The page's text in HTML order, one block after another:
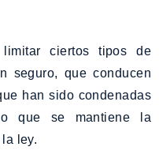
ciertos tipos de
seguro, que conducen
han sido condenadas
que se mantiene la
ley.